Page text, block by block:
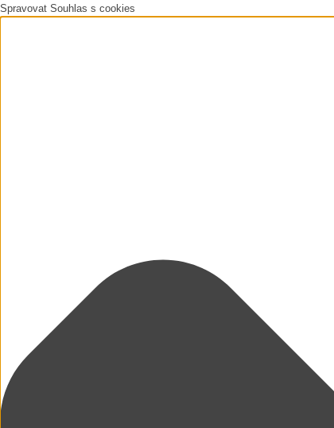
Spravovat Souhlas s cookies